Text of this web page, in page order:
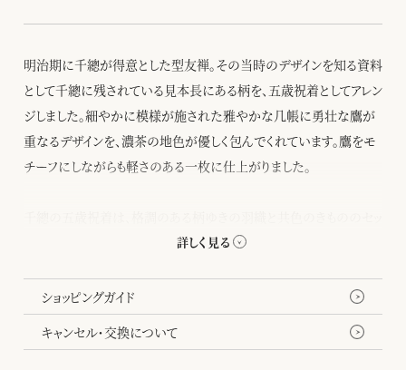
明治期に千總が得意とした型友禅。その当時のデザインを知る資料
として千總に残されている見本長にある柄を、五歳祝着としてアレン
ジしました。細やかに模様が施された雅やかな几帳に勇壮な鷹が
重なるデザインを、濃茶の地色が優しく包んでくれています。鷹をモ
チーフにしながらも軽さのある一枚に仕上がりました。
トになります。羽織には五ツ紋をお入れいたします。
ショッピングガイド
キャンセル・交換について